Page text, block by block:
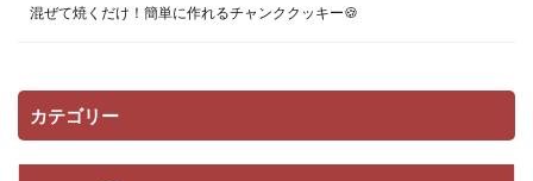
混ぜて焼くだけ！簡単に作れるチャンククッキー🍪
カテゴリー